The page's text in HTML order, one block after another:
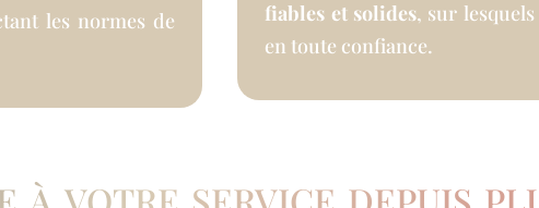
les normes de
fiables et solides, sur
en toute confiance.
votre service depuis